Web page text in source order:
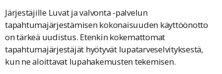
Järjestäjille Luvat ja valvonta -palvelun
tapahtumajärjestämisen kokonaisuuden käyttöönotto
on tärkeä uudistus. Etenkin kokemattomat
tapahtumajärjestäjät hyötyvät lupatarveselvityksestä,
kun ne aloittavat lupahakemusten tekemisen.